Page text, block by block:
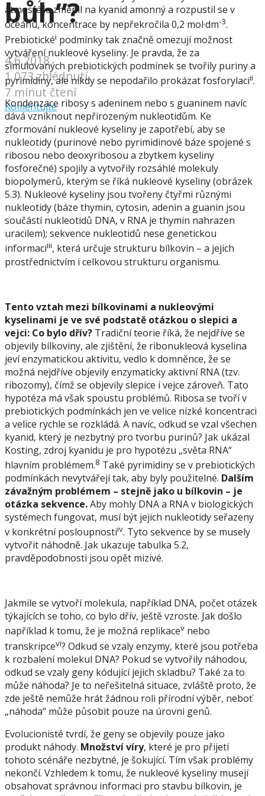
bůh”?
4.6.2018
1 073 zhlédnutí
7 minut čtení
Komentujte
atmosféře změnil na kyanid amonný a rozpustil se v
oceánu, koncentrace by nepřekročila 0,2 mol·dm-3.
Prebiotickéi podmínky tak značně omezují možnost
vytváření nukleové kyseliny. Je pravda, že za
simulovaných prebiotických podmínek se tvořily puriny a
pyrimidiny, ale nikdy se nepodařilo prokázat fosforylaciii.
Kondenzace ribosy s adeninem nebo s guaninem navíc
dává vzniknout nepřirozeným nukleotidům. Ke
zformování nukleové kyseliny je zapotřebí, aby se
nukleotidy (purinové nebo pyrimidinové báze spojené s
ribosou nebo deoxyribosou a zbytkem kyseliny
fosforečné) spojily a vytvořily rozsáhlé molekuly
biopolymerů, kterým se říká nukleové kyseliny (obrázek
5.3). Nukleové kyseliny jsou tvořeny čtyřmi různými
nukleotidy (báze thymin, cytosin, adenin a guanin jsou
součástí nukleotidů DNA, v RNA je thymin nahrazen
uracilem); sekvence nukleotidů nese genetickou
informaciiii, která určuje strukturu bílkovin – a jejich
prostřednictvím i celkovou strukturu organismu.
Tento vztah mezi bílkovinami a nukleovými
kyselinami je ve své podstatě otázkou o slepici a
vejci: Co bylo dřív? Tradiční teorie říká, že nejdříve se
objevily bílkoviny, ale zjištění, že ribonukleová kyselina
jeví enzymatickou aktivitu, vedlo k domněnce, že se
možná nejdříve objevily enzymaticky aktivní RNA (tzv.
ribozomy), čímž se objevily slepice i vejce zároveň. Tato
hypotéza má však spoustu problémů. Ribosa se tvoří v
prebiotických podmínkách jen ve velice nízké koncentraci
a velice rychle se rozkládá. A navíc, odkud se vzal všechen
kyanid, který je nezbytný pro tvorbu purinů? Jak ukázal
Kosting, zdroj kyanidu je pro hypotézu „světa RNA“
hlavním problémem.8 Také pyrimidiny se v prebiotických
podmínkách nevytvářejí tak, aby byly použitelné. Dalším
závažným problémem – stejně jako u bílkovin – je
otázka sekvence.Aby mohly DNA a RNA v biologických
systémech fungovat, musí být jejich nukleotidy seřazeny
v konkrétní posloupnostiiv. Tyto sekvence by se musely
vytvořit náhodně. Jak ukazuje tabulka 5.2,
pravděpodobnosti jsou opět mizivé.
Jakmile se vytvoří molekula, například DNA, počet otázek
týkajících se toho, co bylo dřív, ještě vzroste. Jak došlo
například k tomu, že je možná replikacev nebo
transkripcevi? Odkud se vzaly enzymy, které jsou potřeba
k rozbalení molekul DNA? Pokud se vytvořily náhodou,
odkud se vzaly geny kódující jejich skladbu? Také za to
může náhoda? Je to neřešitelná situace, zvláště proto, že
zde ještě nemůže hrát žádnou roli přírodní výběr, neboť
„náhoda“ může působit pouze na úrovni genů.
Evolucionisté tvrdí, že geny se objevily pouze jako
produkt náhody. Množství víry, které je pro přijetí
tohoto scénáře nezbytné, je šokující. Tím však problémy
nekončí. Vzhledem k tomu, že nukleové kyseliny musejí
obsahovat správnou informaci pro stavbu bílkovin, je